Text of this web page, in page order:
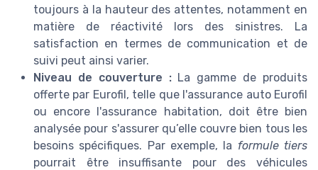
toujours à la hauteur des attentes, notamment en
matière de réactivité lors des sinistres. La
satisfaction en termes de communication et de
suivi peut ainsi varier.
Niveau de couverture :La gamme de produits
offerte par Eurofil, telle que l'assurance auto Eurofil
ou encore l'assurance habitation, doit être bien
analysée pour s'assurer qu’elle couvre bien tous les
besoins spécifiques. Par exemple, la formule tiers
pourrait être insuffisante pour des véhicules